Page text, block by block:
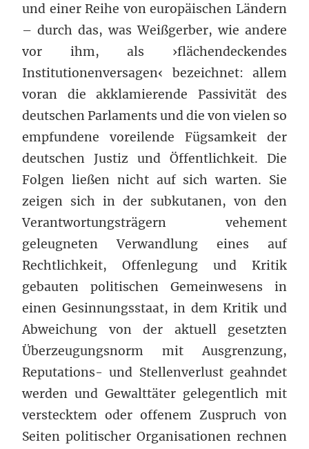
und einer Reihe von europäischen Ländern
– durch das, was Weißgerber, wie andere
vor ihm, als ›flächendeckendes
Institutionenversagen‹ bezeichnet: allem
voran die akklamierende Passivität des
deutschen Parlaments und die von vielen so
empfundene voreilende Fügsamkeit der
deutschen Justiz und Öffentlichkeit. Die
Folgen ließen nicht auf sich warten. Sie
zeigen sich in der subkutanen, von den
Verantwortungsträgern vehement
geleugneten Verwandlung eines auf
Rechtlichkeit, Offenlegung und Kritik
gebauten politischen Gemeinwesens in
einen Gesinnungsstaat, in dem Kritik und
Abweichung von der aktuell gesetzten
Überzeugungsnorm mit Ausgrenzung,
Reputations- und Stellenverlust geahndet
werden und Gewalttäter gelegentlich mit
verstecktem oder offenem Zuspruch von
Seiten politischer Organisationen rechnen